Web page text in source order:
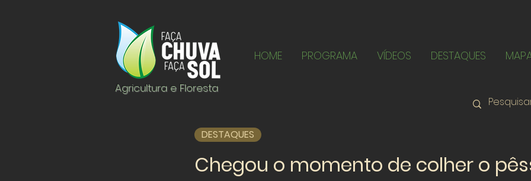
Agricultura e Floresta
HOME PROGRAMA VÍDEOS DESTAQUES
DESTAQUES
Chegou o momento de colher o